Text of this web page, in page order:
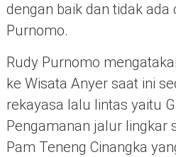
dengan baik dan tidak ada
Purnomo.
Rudy Purnomo
ke Wisata Anyer saat ini
rekayasa lalu lintas yaitu
Pengamanan jalur lingkar
Pam Teneng Cinangka